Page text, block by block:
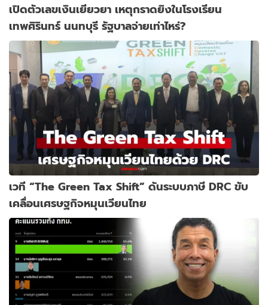
เปิดตัวเลขเงินเยียวยา เหตุกราดยิงในโรงเรียน
เทพศิรินทร์ นนทบุรี รัฐบาลจ่ายเท่าไหร่?
เวที “The Green Tax Shift” ดันระบบภาษี DRC ขับ
เคลื่อนเศรษฐกิจหมุนเวียนไทย